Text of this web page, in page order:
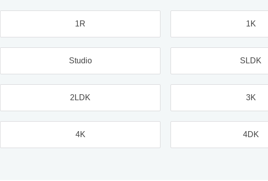
1R 1K
Studio SLDK
2LDK 3K
4K 4DK